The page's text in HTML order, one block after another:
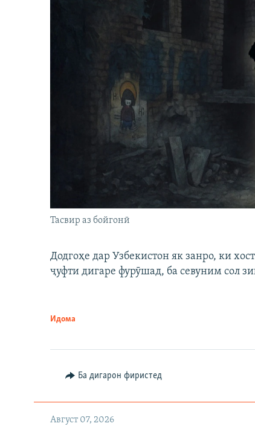
Тасвир аз бойгонӣ
Додгоҳе дар Узбекистон як занро, ки
ҷуфти дигаре фурӯшад, ба севуним сол
Идома
Ба дигарон фиристед
Август 07, 2026